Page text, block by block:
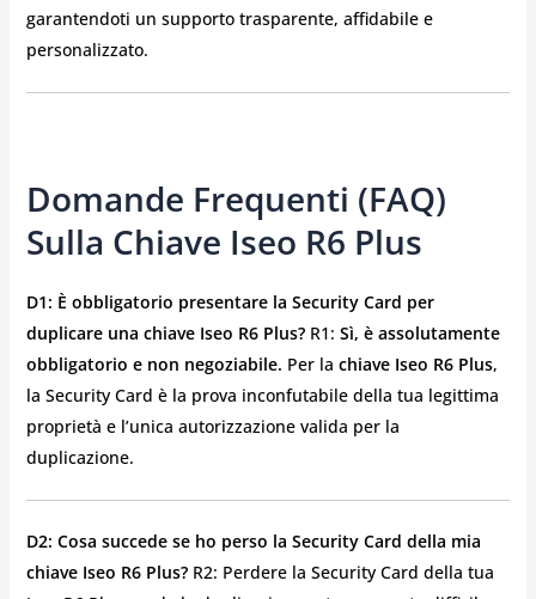
garantendoti un supporto trasparente, affidabile e
personalizzato.
Domande Frequenti (FAQ)
Sulla Chiave Iseo R6 Plus
D1: È obbligatorio presentare la Security Card per
duplicare una chiave Iseo R6 Plus?R1: Sì, è assolutamente
obbligatorio e non negoziabile. Per la chiave Iseo R6 Plus,
la Security Card è la prova inconfutabile della tua legittima
proprietà e l’unica autorizzazione valida per la
duplicazione.
D2: Cosa succede se ho perso la Security Card della mia
chiave Iseo R6 Plus?R2: Perdere la Security Card della tua